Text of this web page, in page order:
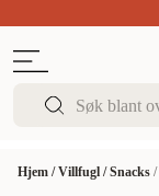
Hjem /Villfugl /Snacks /